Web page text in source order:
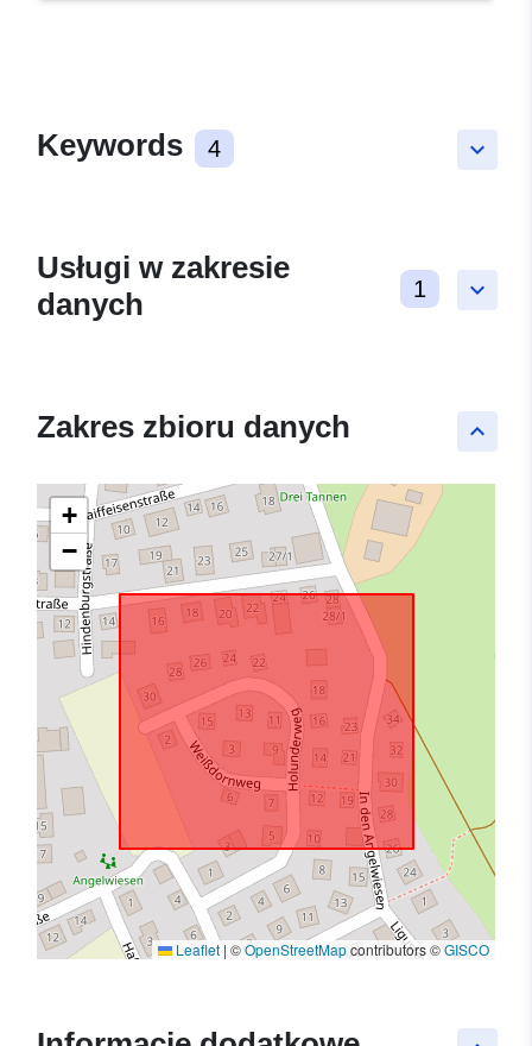
keyboard_arrow_down
Keywords 4
keyboard_arrow_down
Usługi w zakresie
danych
1
keyboard_arrow_up
Zakres zbioru danych
+
−
Leaflet | ©OpenStreetMapcontributors ©GISCO